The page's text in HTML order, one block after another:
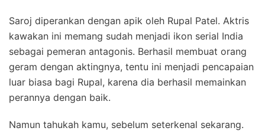
Saroj diperankan dengan apik oleh Rupal Patel. Aktris
kawakan ini memang sudah menjadi ikon serial India
sebagai pemeran antagonis. Berhasil membuat orang
geram dengan aktingnya, tentu ini menjadi pencapaian
luar biasa bagi Rupal, karena dia berhasil memainkan
perannya dengan baik.
Namun tahukah kamu, sebelum seterkenal sekarang.